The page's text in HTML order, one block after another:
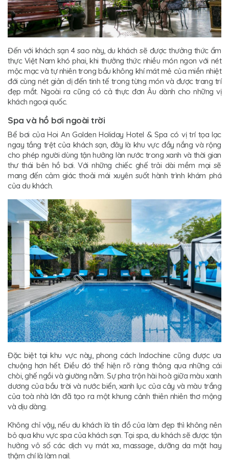
Đến với khách sạn 4 sao này, du khách sẽ được thưởng thức ẩm
thực Việt Nam khó phai, khi thưởng thức nhiều món ngon với nét
mộc mạc và tự nhiên trong bầu không khí mát mẻ của miền nhiệt
đới cùng nét giản dị đến tinh tế trong từng món và được trang trí
đẹp mắt. Ngoài ra cũng có cả thực đơn Âu dành cho những vị
khách ngoại quốc.
Spa và hồ bơi ngoài trời
Bể bơi của Hoi An Golden Holiday Hotel & Spa có vị trí tọa lạc
ngay tầng trệt của khách sạn, đây là khu vực đầy nắng và rộng
cho phép người dùng tận hưởng làn nước trong xanh và thời gian
thư thái bên hồ bơi. Với những chiếc ghế trải dài mềm mại sẽ
mang đến cảm giác thoải mái xuyên suốt hành trình khám phá
của du khách.
Đặc biệt tại khu vực này, phong cách Indochine cũng được ưa
chuộng hơn hết. Điều đó thể hiện rõ ràng thông qua những cái
chòi, ghế ngồi và giường nằm. Sự pha trộn hài hoà giữa màu xanh
dương của bầu trời và nước biển, xanh lục của cây và màu trắng
của toà nhà lớn đã tạo ra một khung cảnh thiên nhiên thơ mộng
và dịu dàng.
Không chỉ vậy, nếu du khách là tín đồ của làm đẹp thì không nên
bỏ qua khu vực spa của khách sạn. Tại spa, du khách sẽ được tận
hưởng vô số các dịch vụ mát xa, massage, dưỡng da mặt hay
thậm chí là làm nail.